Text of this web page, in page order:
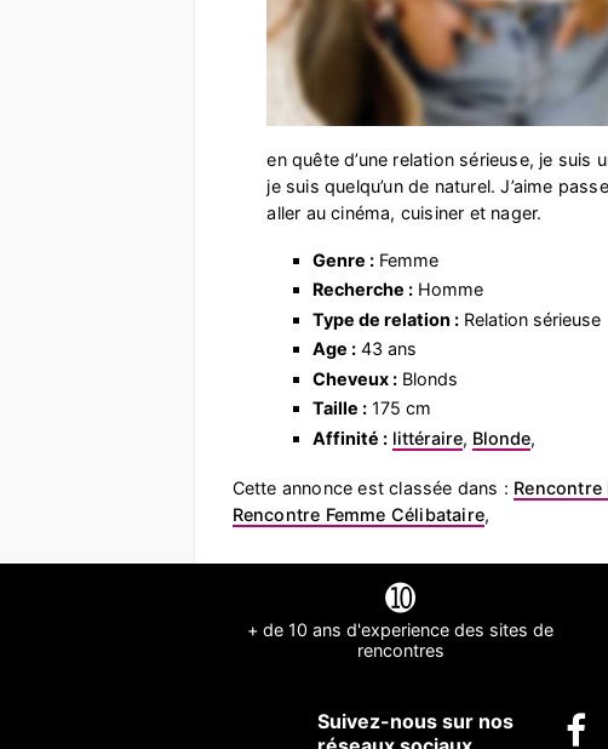
en quête d’une relation sérieuse, je suis
je suis quelqu’un de naturel. J’aime
aller au cinéma, cuisiner et nager.
Genre :Femme
Recherche :Homme
Type de relation :Relation sérieuse
Age :43 ans
Cheveux :Blonds
Taille :175 cm
Affinité : littéraire, Blonde,
Cette annonce est classée dans : Rencontre
Rencontre Femme Célibataire,
➓
+ de 10 ans d'experience des sites de
rencontres
Suivez-nous sur nos